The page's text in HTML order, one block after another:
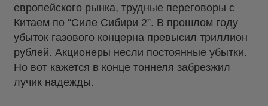
европейского рынка, трудные переговоры с
Китаем по “Силе Сибири 2”. В прошлом году
убыток газового концерна превысил триллион
рублей. Акционеры несли постоянные убытки.
Но вот кажется в конце тоннеля забрезжил
лучик надежды.